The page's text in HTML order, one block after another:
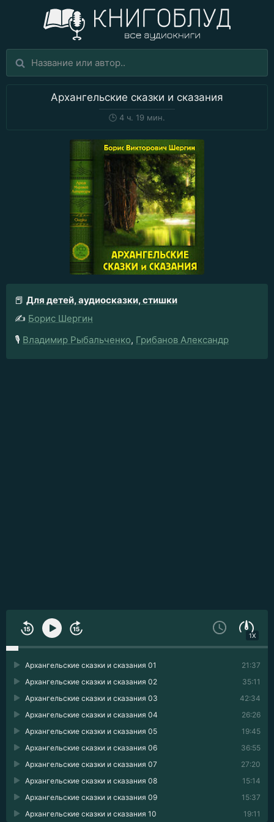
Архангельские сказки и сказания
🕒 4 ч. 19 мин.
📕 Для детей, аудиосказки, стишки
✍️ Борис Шергин
🎙️ Владимир Рыбальченко, Грибанов Александр
1X
21:37
Архангельские сказки и сказания 01
35:11
Архангельские сказки и сказания 02
42:34
Архангельские сказки и сказания 03
26:26
Архангельские сказки и сказания 04
19:45
Архангельские сказки и сказания 05
36:55
Архангельские сказки и сказания 06
27:20
Архангельские сказки и сказания 07
15:14
Архангельские сказки и сказания 08
15:37
Архангельские сказки и сказания 09
19:11
Архангельские сказки и сказания 10